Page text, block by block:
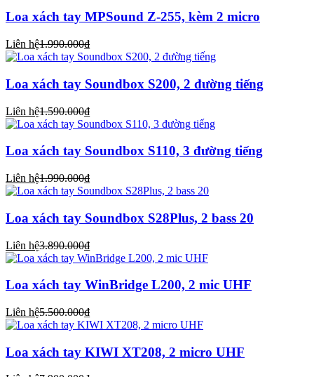
Loa xách tay MPSound Z-255, kèm 2 micro
Liên hệ1.990.000₫
Loa xách tay Soundbox S200, 2 đường tiếng
Liên hệ1.590.000₫
Loa xách tay Soundbox S110, 3 đường tiếng
Liên hệ1.990.000₫
Loa xách tay Soundbox S28Plus, 2 bass 20
Liên hệ3.890.000₫
Loa xách tay WinBridge L200, 2 mic UHF
Liên hệ5.500.000₫
Loa xách tay KIWI XT208, 2 micro UHF